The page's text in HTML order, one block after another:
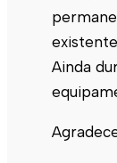
Ainda